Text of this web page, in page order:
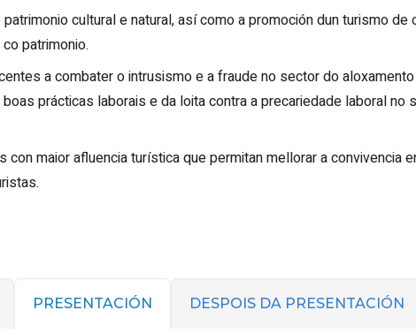
cultural e natural, así como a promoción dun turismo de
patrimonio.
a combater o intrusismo e a fraude no sector do aloxamento
prácticas laborais e da loita contra a precariedade laboral no
maior afluencia turística que permitan mellorar a convivencia
PRESENTACIÓN DESPOIS DA PRESENTACIÓN